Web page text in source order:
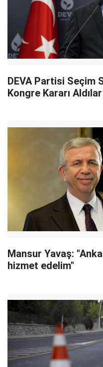
DEVA Partisi Seçim
Kongre Kararı Aldılar
Mansur Yavaş:
hizmet edelim"